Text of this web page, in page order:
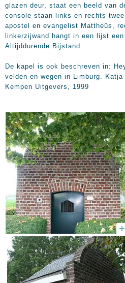
glazen deur, staat een beeld van
console staan links en rechts
apostel en evangelist Mattheüs,
linkerzijwand hangt in een lijst
Altijddurende Bijstand.
De kapel is ook beschreven in:
velden en wegen in Limburg.
Kempen Uitgevers, 1999